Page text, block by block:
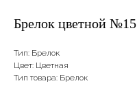
Брелок цветной №15
Тип: Брелок
Цвет: Цветная
Тип товара: Брелок